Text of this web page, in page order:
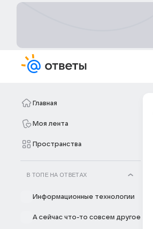
Главная
Моя лента
Пространства
В ТОПЕ НА ОТВЕТАХ
Информационные технологии
А сейчас что-то совсем другое